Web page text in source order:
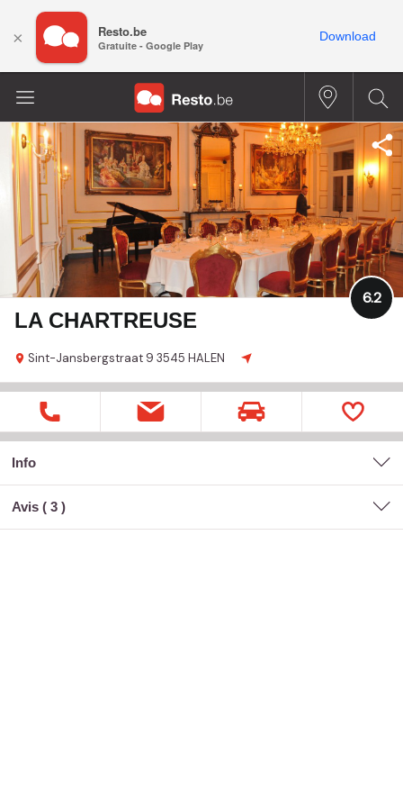
LA CHARTREUSE
Sint-Jansbergstraat 9 3545 HALEN
6.2
Info
Avis ( 3 )
× Resto.be
Gratuite - Google Play
Download